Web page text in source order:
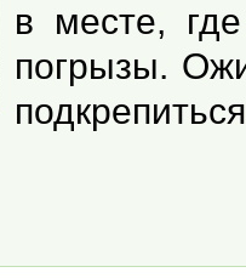
в месте,
погрызы.